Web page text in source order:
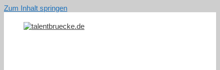
Zum Inhalt springen